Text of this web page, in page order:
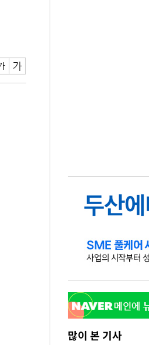
많이 본 기사